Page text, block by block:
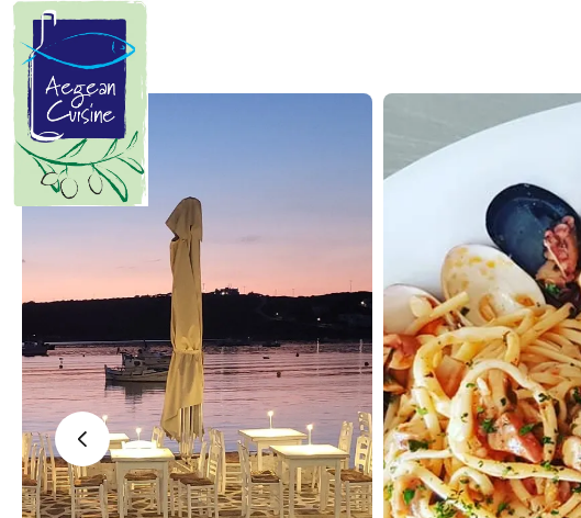
Manifesto
Κυκλαδίτικης Κουζίνας
Οι Κυκλάδες είναι μια χούφτα
ανεμοδαρμένα, θαλασσοδαρμένα
και μοναδικής ομορφιάς νησιά
καταμεσής του Αιγαίου. Ο μύθος
θέλει να κάνουν κύκλο γύρω από τη
Δήλο την γενέτειρα του Απόλλωνα
και της Άρτεμης…
‹